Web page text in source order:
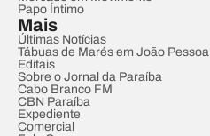
Papo Íntimo
Mais
Últimas Notícias
Tábuas de Marés em João Pessoa
Editais
Sobre o Jornal da Paraíba
Cabo Branco FM
CBN Paraíba
Expediente
Comercial